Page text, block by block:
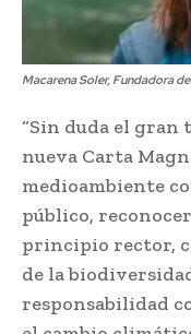
Macarena Soler, Fundadora
“Sin duda el gran
nueva Carta
medioambiente
público,
principio rector,
de la
responsabilidad